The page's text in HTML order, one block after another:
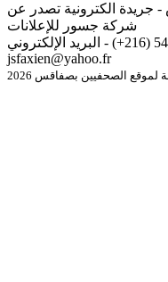
جريدة الكترونية تصدر عن
شركة جسور للإعلانات
للإتصال أو نشر الردود الهاتف 54779966 (216+) - البريد الإلكتروني
jsfaxien@yahoo.fr
الصحفيين بصفاقس 2026